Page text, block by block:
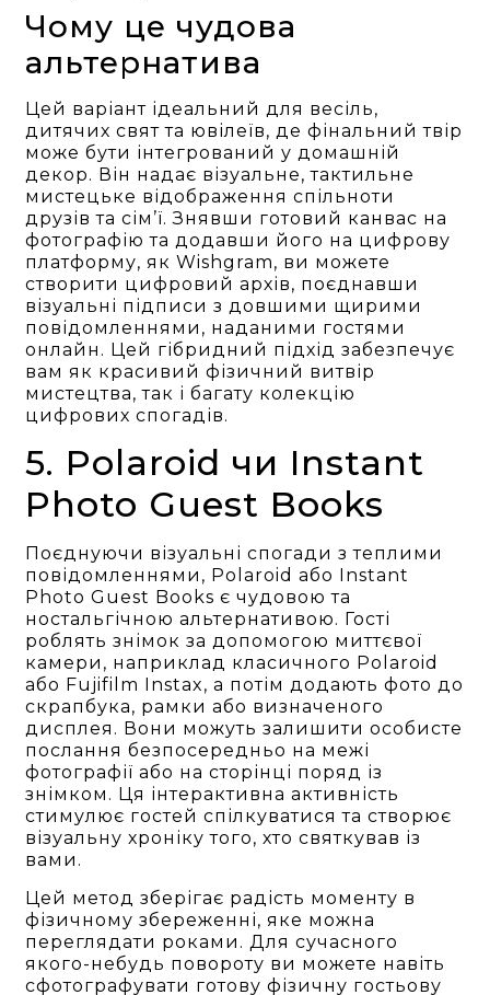
Чому це чудова
альтернатива
Цей варіант ідеальний для весіль,
дитячих свят та ювілеїв, де фінальний твір
може бути інтегрований у домашній
декор. Він надає візуальне, тактильне
мистецьке відображення спільноти
друзів та сім’ї. Знявши готовий канвас на
фотографію та додавши його на цифрову
платформу, як Wishgram, ви можете
створити цифровий архів, поєднавши
візуальні підписи з довшими щирими
повідомленнями, наданими гостями
онлайн. Цей гібридний підхід забезпечує
вам як красивий фізичний витвір
мистецтва, так і багату колекцію
цифрових спогадів.
5. Polaroid чи Instant
Photo Guest Books
Поєднуючи візуальні спогади з теплими
повідомленнями, Polaroid або Instant
Photo Guest Books є чудовою та
ностальгічною альтернативою. Гості
роблять знімок за допомогою миттєвої
камери, наприклад класичного Polaroid
або Fujifilm Instax, а потім додають фото до
скрапбукa, рамки або визначеного
дисплея. Вони можуть залишити особисте
послання безпосередньо на межі
фотографії або на сторінці поряд із
знімком. Ця інтерактивна активність
стимулює гостей спілкуватися та створює
візуальну хроніку того, хто святкував із
вами.
Цей метод зберігає радість моменту в
фізичному збереженні, яке можна
переглядати роками. Для сучасного
якого-небудь повороту ви можете навіть
сфотографувати готову фізичну гостьову